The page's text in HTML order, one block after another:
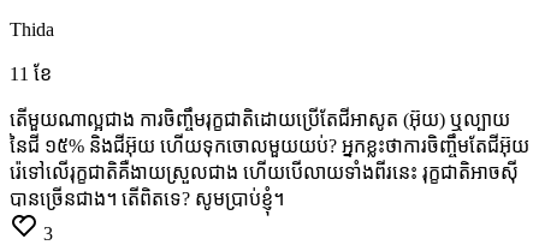
Thida
11 ខែ
តើមួយណាល្អជាង ការចិញ្ចឹមរុក្ខជាតិដោយប្រើតែជីអាសូត (អ៊ុយ) ឬល្បាយ
នៃជី ១៥% និងជីអ៊ុយ ហើយទុកចោលមួយយប់? អ្នក​ខ្លះ​ថា​ការ​ចិញ្ចឹម​តែ​ជី​អ៊ុយ​
រ៉េ​ទៅ​លើ​រុក្ខជាតិ​គឺ​ងាយ​ស្រួល​ជាង ហើយ​បើ​លាយ​ទាំង​ពីរ​នេះ រុក្ខជាតិ​អាច​ស៊ី​
បាន​ច្រើន​ជាង។ តើ​ពិត​ទេ? សូមប្រាប់ខ្ញុំ។
3